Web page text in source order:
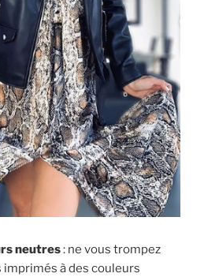
neutres: ne vous trompez
imprimés à des couleurs